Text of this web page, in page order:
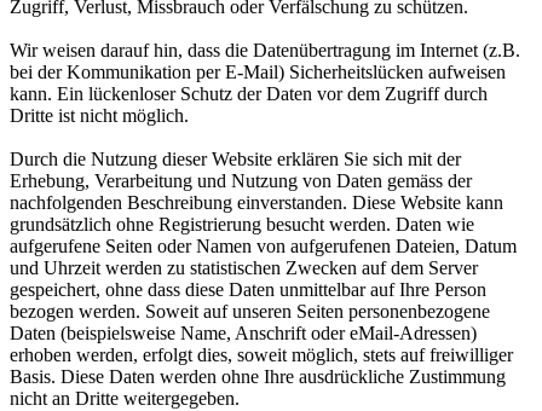
Zugriff, Verlust, Missbrauch oder Verfälschung zu schützen.
Wir weisen darauf hin, dass die Datenübertragung im Internet (z.B.
bei der Kommunikation per E-Mail) Sicherheitslücken aufweisen
kann. Ein lückenloser Schutz der Daten vor dem Zugriff durch
Dritte ist nicht möglich.
Durch die Nutzung dieser Website erklären Sie sich mit der
Erhebung, Verarbeitung und Nutzung von Daten gemäss der
nachfolgenden Beschreibung einverstanden. Diese Website kann
grundsätzlich ohne Registrierung besucht werden. Daten wie
aufgerufene Seiten oder Namen von aufgerufenen Dateien, Datum
und Uhrzeit werden zu statistischen Zwecken auf dem Server
gespeichert, ohne dass diese Daten unmittelbar auf Ihre Person
bezogen werden. Soweit auf unseren Seiten personenbezogene
Daten (beispielsweise Name, Anschrift oder eMail-Adressen)
erhoben werden, erfolgt dies, soweit möglich, stets auf freiwilliger
Basis. Diese Daten werden ohne Ihre ausdrückliche Zustimmung
nicht an Dritte weitergegeben.